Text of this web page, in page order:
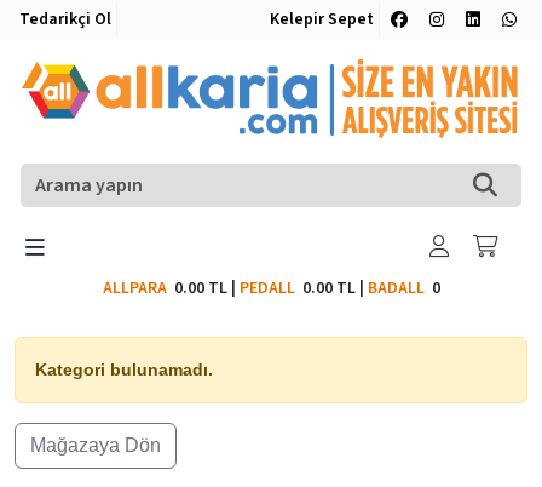
Tedarikçi Ol Kelepir Sepet
ALLPARA 0.00 TL| PEDALL 0.00 TL| BADALL0
Kategori bulunamadı.
Mağazaya Dön